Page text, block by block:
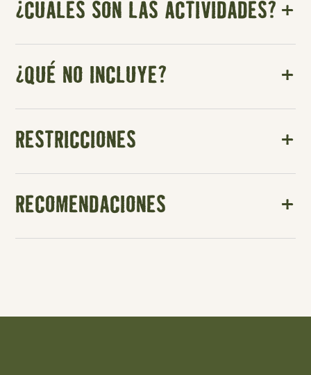
¿CUÁLES SON LAS ACTIVIDADES?
¿QUÉ NO INCLUYE?
RESTRICCIONES
RECOMENDACIONES